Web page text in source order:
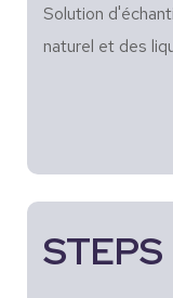
Solution
naturel et des
STEPS